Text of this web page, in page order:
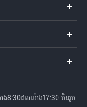
ង8:30ដល់ម៉ោង17:30 មិនរួម